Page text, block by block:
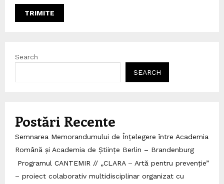
Search
SEARCH
Postări Recente
Semnarea Memorandumului de Înțelegere între Academia
Română și Academia de Științe Berlin – Brandenburg
Programul CANTEMIR // „CLARA – Artă pentru prevenție”
– proiect colaborativ multidisciplinar organizat cu